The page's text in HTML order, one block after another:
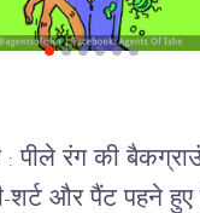
: पीले रंग की
शर्ट और पैंट पहने हुए